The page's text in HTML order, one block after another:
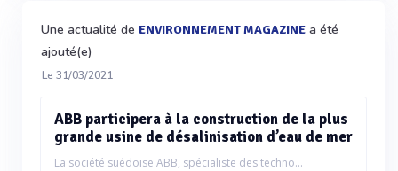
Une actualité de ENVIRONNEMENT MAGAZINE a été
ajouté(e)
Le 31/03/2021
ABB participera à la construction de la plus
grande usine de désalinisation d’eau de mer
La société suédoise ABB, spécialiste des techno...